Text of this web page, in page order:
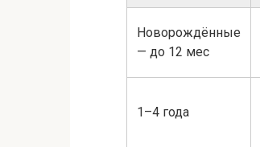
Новорождённые
— до 12 мес
1–4 года